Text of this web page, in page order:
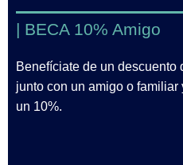
| BECA 10% Amigo
Benefíciate de un descuento
junto con un amigo o
un 10%.